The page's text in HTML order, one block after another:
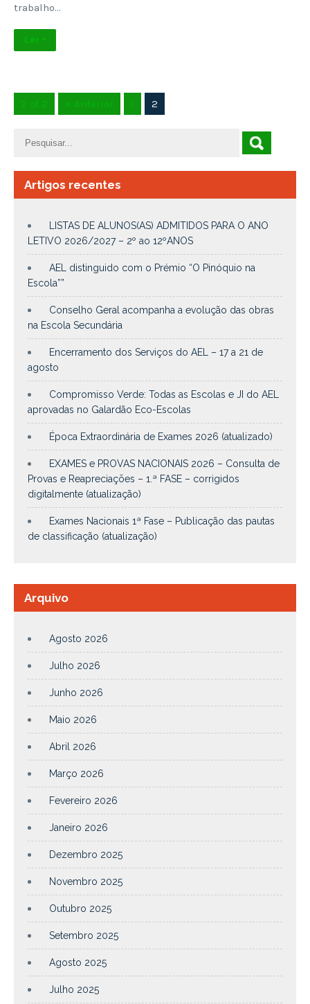
trabalho…
Ler +
2 of 2 « Anterior 1 2
Artigos recentes
LISTAS DE ALUNOS(AS) ADMITIDOS PARA O ANO
LETIVO 2026/2027 – 2º ao 12ºANOS
AEL distinguido com o Prémio “O Pinóquio na
Escola””
Conselho Geral acompanha a evolução das obras
na Escola Secundária
Encerramento dos Serviços do AEL – 17 a 21 de
agosto
Compromisso Verde: Todas as Escolas e JI do AEL
aprovadas no Galardão Eco-Escolas
Época Extraordinária de Exames 2026 (atualizado)
EXAMES e PROVAS NACIONAIS 2026 – Consulta de
Provas e Reapreciações – 1.ª FASE – corrigidos
digitalmente (atualização)
Exames Nacionais 1ª Fase – Publicação das pautas
de classificação (atualização)
Arquivo
Agosto 2026
Julho 2026
Junho 2026
Maio 2026
Abril 2026
Março 2026
Fevereiro 2026
Janeiro 2026
Dezembro 2025
Novembro 2025
Outubro 2025
Setembro 2025
Agosto 2025
Julho 2025